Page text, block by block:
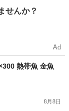
せんか？
Ad
8月8日